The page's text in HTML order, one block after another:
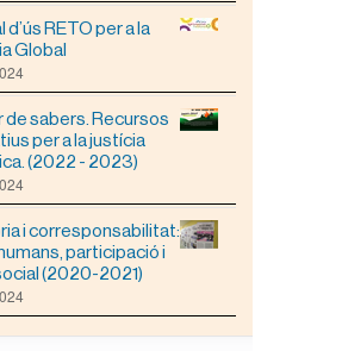
d’ús RETO per a la
Global
de sabers. Recursos
per a la justícia
(2022 - 2023)
i corresponsabilitat:
participació i
(2020-2021)